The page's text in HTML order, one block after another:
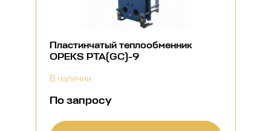
Пластинчатый теплообменник
OPEKS PTA(GC)-9
В наличии
По запросу